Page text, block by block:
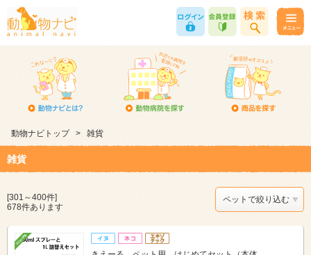
動物ナビトップ > 雑貨
雑貨
[301～400件]
678件あります
ペットで絞り込む